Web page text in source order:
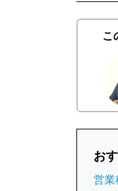
こ
お
営業